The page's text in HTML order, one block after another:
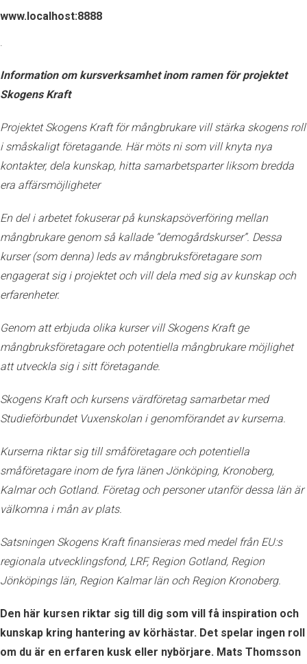
www.localhost:8888
.
Information om kursverksamhet inom ramen för projektet
Skogens Kraft
Projektet Skogens Kraft för mångbrukare vill stärka skogens roll
i småskaligt företagande. Här möts ni som vill knyta nya
kontakter, dela kunskap, hitta samarbetsparter liksom bredda
era affärsmöjligheter
En del i arbetet fokuserar på kunskapsöverföring mellan
mångbrukare genom så kallade “demogårdskurser”. Dessa
kurser (som denna) leds av mångbruksföretagare som
engagerat sig i projektet och vill dela med sig av kunskap och
erfarenheter.
Genom att erbjuda olika kurser vill Skogens Kraft ge
mångbruksföretagare och potentiella mångbrukare möjlighet
att utveckla sig i sitt företagande.
Skogens Kraft och kursens värdföretag samarbetar med
Studieförbundet Vuxenskolan i genomförandet av kurserna.
Kurserna riktar sig till småföretagare och potentiella
småföretagare inom de fyra länen Jönköping, Kronoberg,
Kalmar och Gotland. Företag och personer utanför dessa län är
välkomna i mån av plats.
Satsningen Skogens Kraft finansieras med medel från EU:s
regionala utvecklingsfond, LRF, Region Gotland, Region
Jönköpings län, Region Kalmar län och Region Kronoberg.
Den här kursen riktar sig till dig som vill få inspiration och
kunskap kring hantering av körhästar. Det spelar ingen roll
om du är en erfaren kusk eller nybörjare. Mats Thomsson